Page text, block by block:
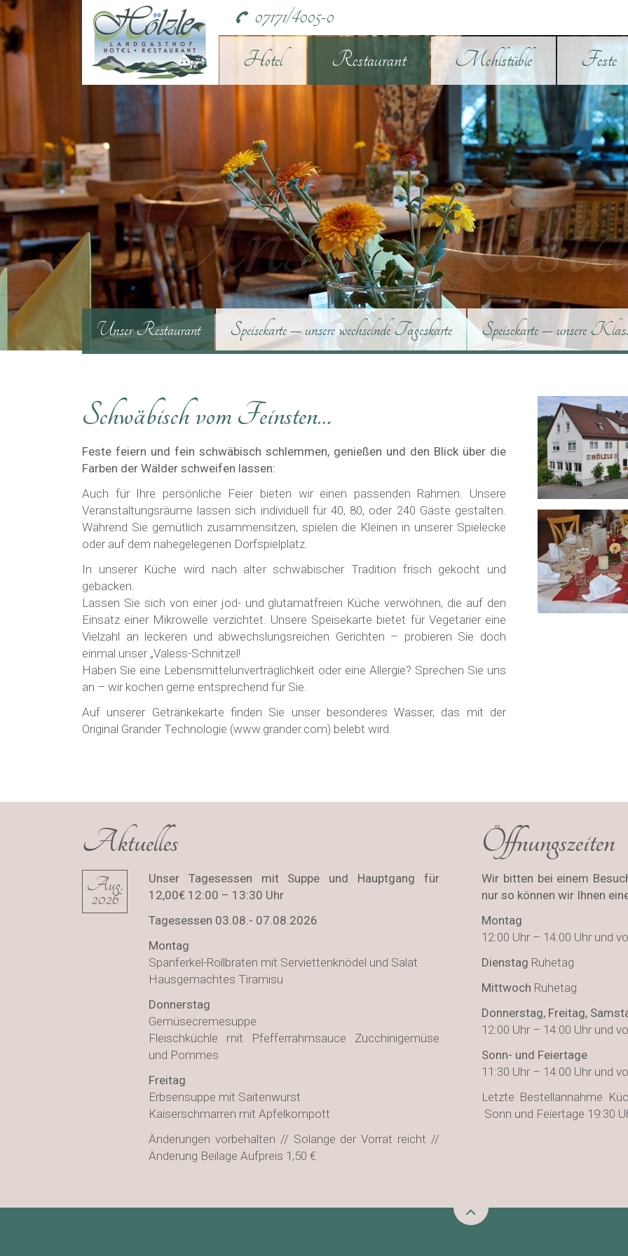
Unser
07171/4005-0
Hotel Restaurant Mehlstüble Feste
Unser Restaurant Speisekarte – unsere wechselnde Tageskarte Speisekarte – unsere
Schwäbisch vom Feinsten…
Feste feiern und fein schwäbisch schlemmen, genießen und den Blick über die
Farben der Wälder schweifen lassen:
Auch für Ihre persönliche Feier bieten wir einen passenden Rahmen. Unsere
Veranstaltungsräume lassen sich individuell für 40, 80, oder 240 Gäste gestalten.
Während Sie gemütlich zusammensitzen, spielen die Kleinen in unserer Spielecke
oder auf dem nahegelegenen Dorfspielplatz.
In unserer Küche wird nach alter schwäbischer Tradition frisch gekocht und
gebacken.
Lassen Sie sich von einer jod- und glutamatfreien Küche verwöhnen, die auf den
Einsatz einer Mikrowelle verzichtet. Unsere Speisekarte bietet für Vegetarier eine
Vielzahl an leckeren und abwechslungsreichen Gerichten – probieren Sie doch
einmal unser „Valess-Schnitzel!
Haben Sie eine Lebensmittelunverträglichkeit oder eine Allergie? Sprechen Sie uns
an – wir kochen gerne entsprechend für Sie.
Auf unserer Getränkekarte finden Sie unser besonderes Wasser, das mit der
Original Grander Technologie (www.grander.com) belebt wird.
Aktuelles
Aug.
2026
Unser Tagesessen mit Suppe und Hauptgang für
12,00€ 12:00 – 13:30 Uhr
Tagesessen 03.08.- 07.08.2026
Montag
Spanferkel-Rollbraten mit Serviettenknödel und Salat
Hausgemachtes Tiramisu
Donnerstag
Gemüsecremesuppe
Fleischküchle mit Pfefferrahmsauce Zucchinigemüse
und Pommes
Freitag
Erbsensuppe mit Saitenwurst
Kaiserschmarren mit Apfelkompott
Änderungen vorbehalten // Solange der Vorrat reicht //
Änderung Beilage Aufpreis 1,50 €
Öffnungszeiten
Wir bitten bei einem
nur so können wir Ihnen
Montag
12:00 Uhr – 14:00 Uhr und
Dienstag Ruhetag
Mittwoch Ruhetag
Donnerstag, Freitag,
12:00 Uhr – 14:00 Uhr und
Sonn- und Feiertage
11:30 Uhr – 14:00 Uhr und
Letzte Bestellannahme
Sonn und Feiertage 19:30